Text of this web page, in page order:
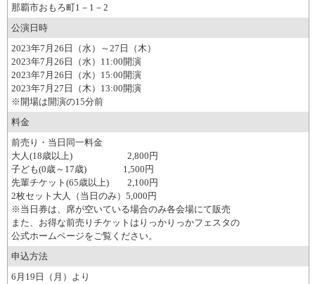
那覇市おもろ町1－1－2
公演日時
2023年7月26日（水）～27日（木）
2023年7月26日（水）11:00開演
2023年7月26日（水）15:00開演
2023年7月27日（木）13:00開演
※開場は開演の15分前
料金
前売り・当日同一料金
大人(18歳以上) 2,800円
子ども(0歳～17歳) 1,500円
先輩チケット(65歳以上) 2,100円
2枚セット大人（当日のみ）5,000円
※当日券は、席が空いている場合のみ各会場にて販売
また、お得な前売りチケットはりっかりっかフェスタの
公式ホームページをご覧ください。
申込方法
6月19日（月）より